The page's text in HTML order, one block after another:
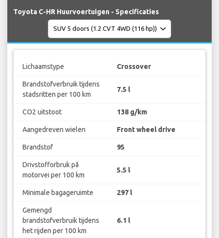
Toyota C-HR Huurvoertuigen - Specificaties
Lichaamstype Crossover
Brandstofverbruik tijdens
stadsritten per 100 km
7.5 l
CO2 uitstoot 138 g/km
Aangedreven wielen Front wheel drive
Brandstof 95
Drivstofforbruk på
motorvei per 100 km
5.5 l
Minimale bagageruimte 297 l
Gemengd
brandstofverbruik tijdens
het rijden per 100 km
6.1 l